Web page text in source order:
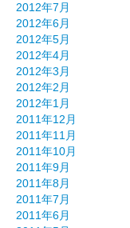
2012年7月
2012年6月
2012年5月
2012年4月
2012年3月
2012年2月
2012年1月
2011年12月
2011年11月
2011年10月
2011年9月
2011年8月
2011年7月
2011年6月